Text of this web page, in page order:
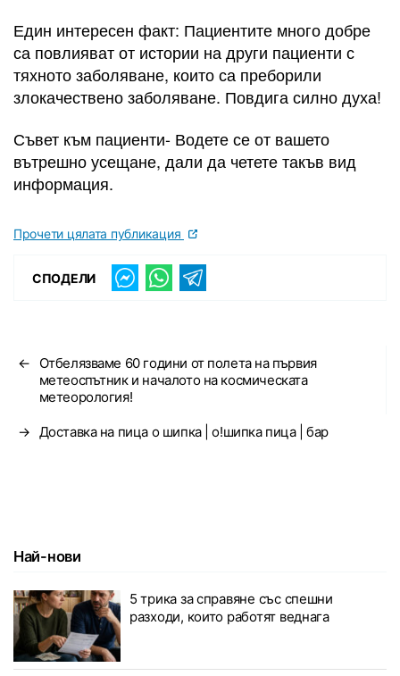
Един интересен факт: Пациентите много добре
са повлияват от истории на други пациенти с
тяхното заболяване, които са преборили
злокачествено заболяване. Повдига силно духа!
Съвет към пациенти- Водете се от вашето
вътрешно усещане, дали да четете такъв вид
информация.
Прочети цялата публикация
СПОДЕЛИ
←
Отбелязваме 60 години от полета на първия
метеоспътник и началото на космическата
метеорология!
→ Доставка на пица о шипка | о!шипка пица | бар
Най-нови
5 трика за справяне със спешни
разходи, които работят веднага